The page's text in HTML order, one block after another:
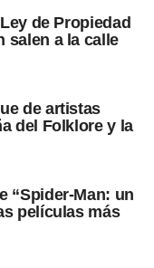
de Propiedad
salen a la calle
de artistas
del Folklore y la
“Spider-Man: un
películas más